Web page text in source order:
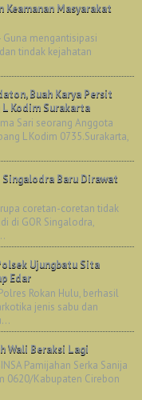
Keamanan Masyarakat
mengantisipasi
tindak kejahatan
Buah Karya Persit
L Kodim Surakarta
Sari seorang Anggota
L Kodim 0735.Surakarta,
Singalodra Baru Dirawat
coretan-coretan tidak
di GOR Singalodra,
Ujungbatu Sita
Edar
Rokan Hulu, berhasil
jenis sabu dan
Wali Beraksi Lagi
Pamijahan Serka Sanija
0620/Kabupaten Cirebon